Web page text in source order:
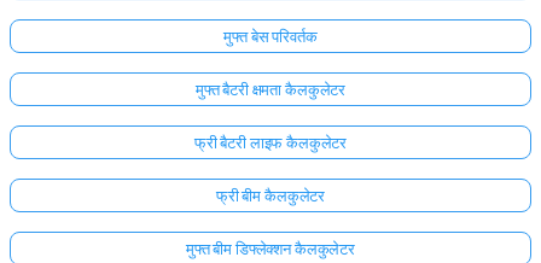
मुफ्त बेस परिवर्तक
मुफ्त बैटरी क्षमता कैलकुलेटर
फ्री बैटरी लाइफ कैलकुलेटर
फ्री बीम कैलकुलेटर
मुफ्त बीम डिफ्लेक्शन कैलकुलेटर